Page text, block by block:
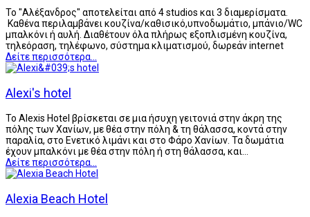
Το "Αλέξανδρος" αποτελείται από 4 studios και 3 διαμερίσματα.
Καθένα περιλαμβάνει κουζίνα/καθισικό,υπνοδωμάτιο, μπάνιο/WC
μπαλκόνι ή αυλή. Διαθέτουν όλα πλήρως εξοπλισμένη κουζίνα,
τηλεόραση, τηλέφωνο, σύστημα κλιματισμού, δωρεάν internet
Δείτε περισσότερα...
Alexi's hotel
Το Alexis Hotel βρίσκεται σε μια ήσυχη γειτονιά στην άκρη της
πόλης των Χανίων, με θέα στην πόλη & τη θάλασσα, κοντά στην
παραλία, στο Ενετικό λιμάνι και στο Φάρο Χανίων. Τα δωμάτια
έχουν μπαλκόνι με θέα στην πόλη ή στη θάλασσα, και…
Δείτε περισσότερα...
Alexia Beach Hotel